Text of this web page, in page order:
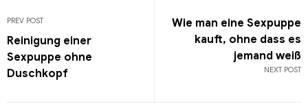
PREV POST
Reinigung einer
Sexpuppe ohne
Duschkopf
NEXT POST
Wie man eine Sexpuppe
kauft, ohne dass es
jemand weiß